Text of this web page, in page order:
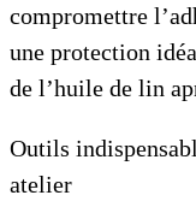
compromettre
une protection
de l’huile de lin
Outils
atelier